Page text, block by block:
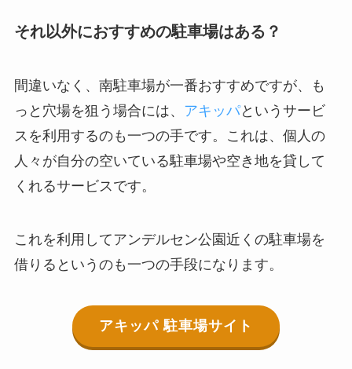
それ以外におすすめの駐車場はある？
間違いなく、南駐車場が一番おすすめですが、も
っと穴場を狙う場合には、 アキッパというサービ
スを利用するのも一つの手です。これは、個人の
人々が自分の空いている駐車場や空き地を貸して
くれるサービスです。
これを利用してアンデルセン公園近くの駐車場を
借りるというのも一つの手段になります。
アキッパ 駐車場サイト